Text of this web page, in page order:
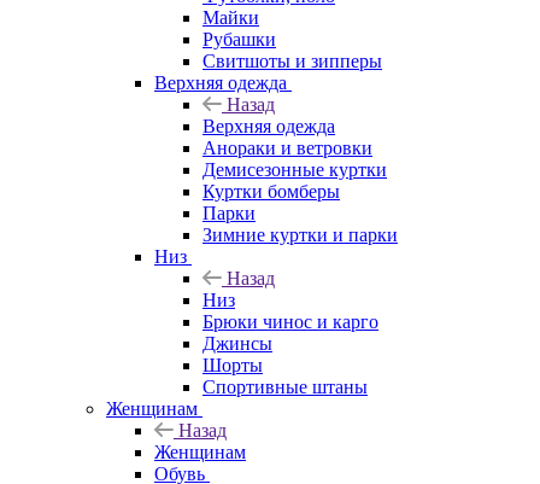
Майки
Рубашки
Свитшоты и зипперы
Верхняя одежда
Назад
Верхняя одежда
Анораки и ветровки
Демисезонные куртки
Куртки бомберы
Парки
Зимние куртки и парки
Низ
Назад
Низ
Брюки чинос и карго
Джинсы
Шорты
Спортивные штаны
Женщинам
Назад
Женщинам
Обувь